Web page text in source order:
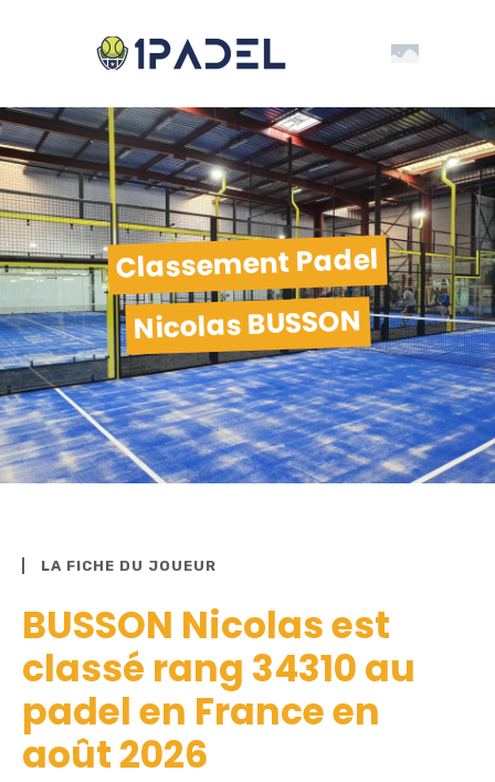
Classement Padel
Nicolas BUSSON
LA FICHE DU JOUEUR
BUSSON Nicolas est
classé rang 34310 au
padel en France en
août 2026